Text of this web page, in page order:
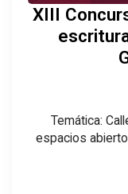
XIII
Temática:
espacios